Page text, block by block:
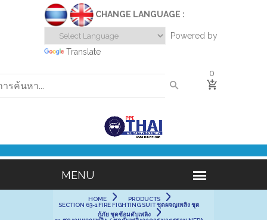
CHANGE LANGUAGE :
Powered by
Translate
0
HOME
PRODUCTS
SECTION 63-1 FIRE FIGHTING SUIT ชุดผจญเพลิง ชุด
กู้ภัย ชุดซ้อมดับเพลิง